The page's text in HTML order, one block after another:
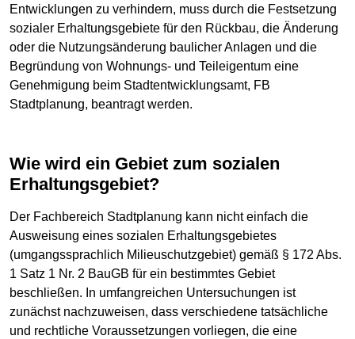
Entwicklungen zu verhindern, muss durch die Festsetzung
sozialer Erhaltungsgebiete für den Rückbau, die Änderung
oder die Nutzungsänderung baulicher Anlagen und die
Begründung von Wohnungs- und Teileigentum eine
Genehmigung beim Stadtentwicklungsamt, FB
Stadtplanung, beantragt werden.
Wie wird ein Gebiet zum sozialen
Erhaltungsgebiet?
Der Fachbereich Stadtplanung kann nicht einfach die
Ausweisung eines sozialen Erhaltungsgebietes
(umgangssprachlich Milieuschutzgebiet) gemäß § 172 Abs.
1 Satz 1 Nr. 2 BauGB für ein bestimmtes Gebiet
beschließen. In umfangreichen Untersuchungen ist
zunächst nachzuweisen, dass verschiedene tatsächliche
und rechtliche Voraussetzungen vorliegen, die eine